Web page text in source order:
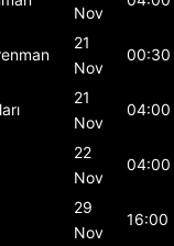
Nov
21
Nov
00:30
21
Nov
04:00
22
Nov
04:00
29
Nov
16:00